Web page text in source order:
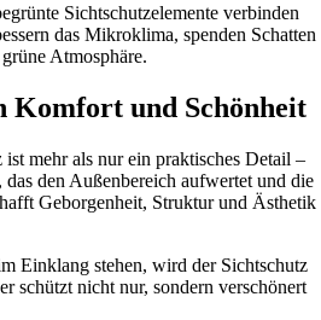
Sichtschutzelemente verbinden
das Mikroklima, spenden Schatten
Atmosphäre.
Komfort und Schönheit
mehr als nur ein praktisches Detail –
das den Außenbereich aufwertet und die
Geborgenheit, Struktur und Ästhetik
Einklang stehen, wird der Sichtschutz
schützt nicht nur, sondern verschönert